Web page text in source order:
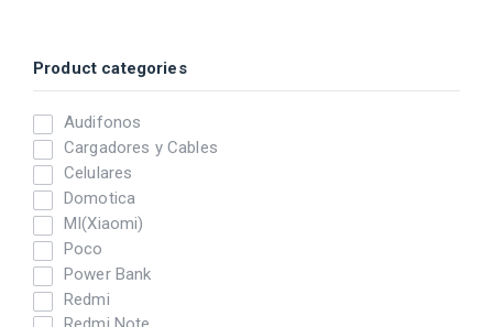
Product categories
Audifonos
Cargadores y Cables
Celulares
Domotica
MI(Xiaomi)
Poco
Power Bank
Redmi